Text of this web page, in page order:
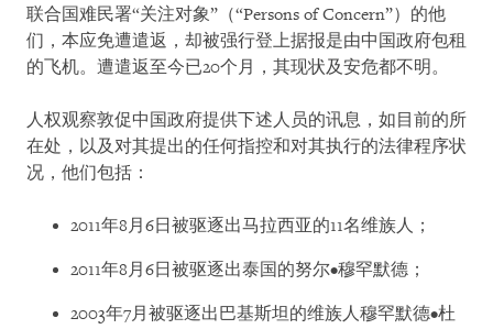
联合国难民署“关注对象”（“Persons of Concern”）的他
们，本应免遭遣返，却被强行登上据报是由中国政府包租
的飞机。遭遣返至今已20个月，其现状及安危都不明。
人权观察敦促中国政府提供下述人员的讯息，如目前的所
在处，以及对其提出的任何指控和对其执行的法律程序状
况，他们包括：
2011年8月6日被驱逐出马拉西亚的11名维族人；
2011年8月6日被驱逐出泰国的努尔•穆罕默德；
2003年7月被驱逐出巴基斯坦的维族人穆罕默德•杜